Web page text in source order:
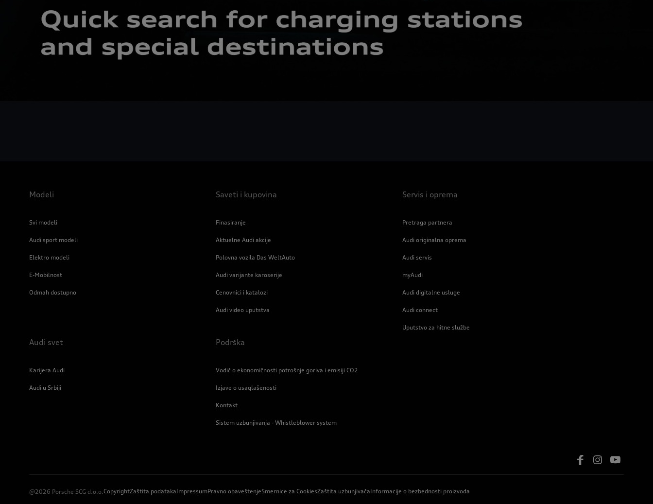
Modeli
Svi modeli
Audi sport modeli
Elektro modeli
E-Mobilnost
Odmah dostupno
Saveti i kupovina
Finasiranje
Aktuelne Audi akcije
Polovna vozila Das WeltAuto
Audi varijante karoserije
Cenovnici i katalozi
Audi video uputstva
Servis i oprema
Pretraga partnera
Audi originalna oprema
Audi servis
myAudi
Audi digitalne usluge
Audi connect
Uputstvo za hitne službe
Audi svet
Karijera Audi
Audi u Srbiji
Podrška
Vodič o ekonomičnosti potrošnje goriva i emisiji CO2
Izjave o usaglašenosti
Kontakt
Sistem uzbunjivanja - Whistleblower system
@2026 Porsche SCG d.o.o.CopyrightZaštita podatakaImpressumPravno obaveštenjeSmernice za CookiesZaštita uzbunjivačaInformacije o bezbednosti proizvoda